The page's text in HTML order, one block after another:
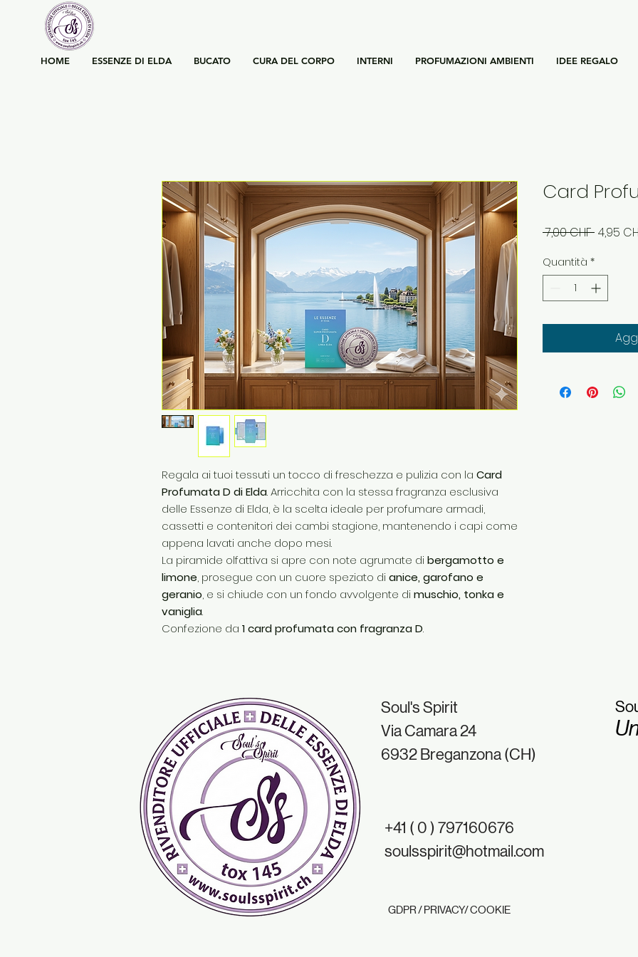
HOME ESSENZE DI ELDA BUCATO CURA DEL CORPO INTERNI PROFUMAZIONI AMBIENTI IDEE REGALO
Regala ai tuoi tessuti un tocco di freschezza e pulizia con la Card
Profumata D di Elda. Arricchita con la stessa fragranza esclusiva
delle Essenze di Elda, è la scelta ideale per profumare armadi,
cassetti e contenitori dei cambi stagione, mantenendo i capi come
appena lavati anche dopo mesi.
La piramide olfattiva si apre con note agrumate di bergamotto e
limone, prosegue con un cuore speziato di anice, garofano e
geranio, e si chiude con un fondo avvolgente di muschio, tonka e
vaniglia.
Confezione da 1 card profumata con fragranza D.
Card
7,00 CHF Prezzo
4,95
Quantità *
Soul's Spirit
Via Camara 24
6932 Breganzona (CH)
+41 ( 0 ) 797160676
soulsspirit@hotmail.com
GDPR / PRIVACY/ COOKIE